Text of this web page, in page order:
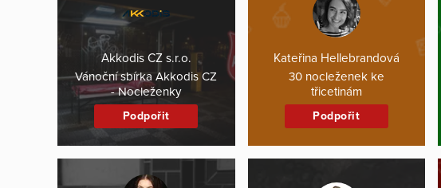
Akkodis CZ s.r.o.
Vánoční sbírka Akkodis CZ
- Nocleženky
Podpořit
Kateřina Hellebrandová
30 nocleženek ke
třicetinám
Podpořit